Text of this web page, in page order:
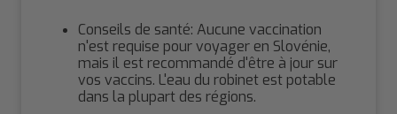
Conseils de santé: Aucune vaccination
n'est requise pour voyager en Slovénie,
mais il est recommandé d'être à jour sur
vos vaccins. L'eau du robinet est potable
dans la plupart des régions.